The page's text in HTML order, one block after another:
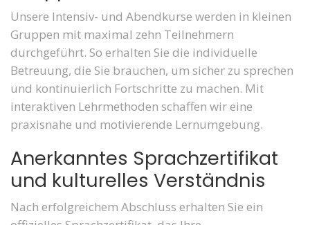
Unsere Intensiv- und Abendkurse werden in kleinen
Gruppen mit maximal zehn Teilnehmern
durchgeführt. So erhalten Sie die individuelle
Betreuung, die Sie brauchen, um sicher zu sprechen
und kontinuierlich Fortschritte zu machen. Mit
interaktiven Lehrmethoden schaffen wir eine
praxisnahe und motivierende Lernumgebung.
Anerkanntes Sprachzertifikat
und kulturelles Verständnis
Nach erfolgreichem Abschluss erhalten Sie ein